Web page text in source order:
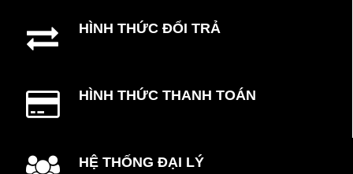
HÌNH THỨC ĐỔI TRẢ
HÌNH THỨC THANH TOÁN
HỆ THỐNG ĐẠI LÝ